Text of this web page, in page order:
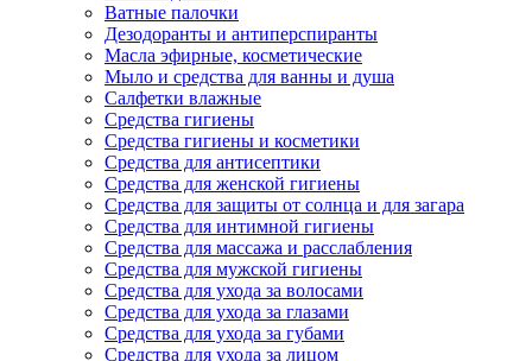
Ватные палочки
Дезодоранты и антиперспиранты
Масла эфирные, косметические
Мыло и средства для ванны и душа
Салфетки влажные
Средства гигиены
Средства гигиены и косметики
Средства для антисептики
Средства для женской гигиены
Средства для защиты от солнца и для загара
Средства для интимной гигиены
Средства для массажа и расслабления
Средства для мужской гигиены
Средства для ухода за волосами
Средства для ухода за глазами
Средства для ухода за губами
Средства для ухода за лицом